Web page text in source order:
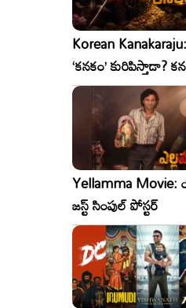
Korean Kanakaraju:
‘కనకం’ కురిపిస్తాడా?
Yellamma Movie:
జస్ట్ సింపుల్ పోస్టర్